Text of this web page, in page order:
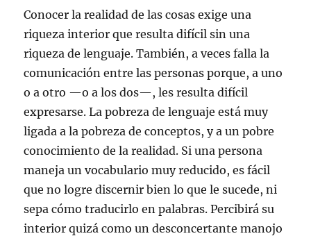
Conocer la realidad de las cosas exige una
riqueza interior que resulta difícil sin una
riqueza de lenguaje. También, a veces falla la
comunicación entre las personas porque, a uno
o a otro —o a los dos—, les resulta difícil
expresarse. La pobreza de lenguaje está muy
ligada a la pobreza de conceptos, y a un pobre
conocimiento de la realidad. Si una persona
maneja un vocabulario muy reducido, es fácil
que no logre discernir bien lo que le sucede, ni
sepa cómo traducirlo en palabras. Percibirá su
interior quizá como un desconcertante manojo